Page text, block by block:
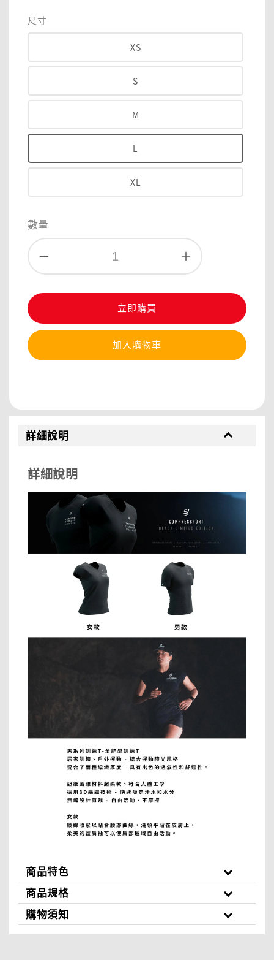
尺寸
XS
S
M
L
XL
數量
立即購買
加入購物車
詳細說明
詳細說明
商品特色
商品規格
購物須知